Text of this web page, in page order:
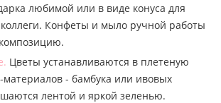
любимой или в виде конуса для
Конфеты и мыло ручной работы
Цветы устанавливаются в плетеную
материалов - бамбука или ивовых
лентой и яркой зеленью.